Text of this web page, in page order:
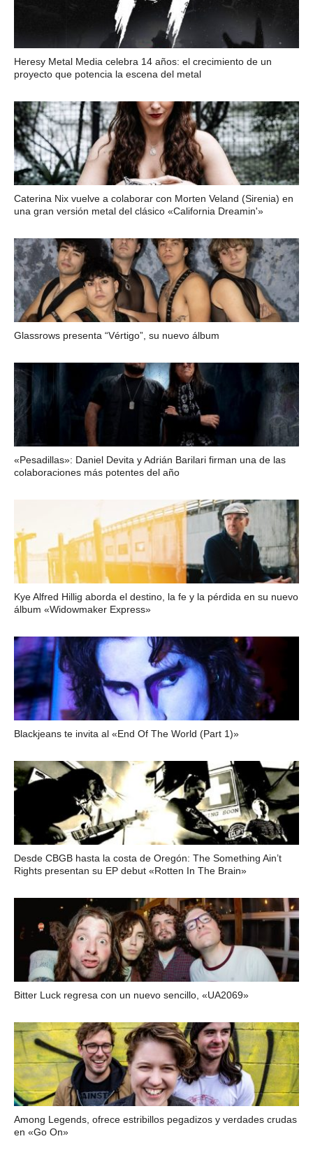
Heresy Metal Media celebra 14 años: el crecimiento de un
proyecto que potencia la escena del metal
Caterina Nix vuelve a colaborar con Morten Veland (Sirenia) en
una gran versión metal del clásico «California Dreamin'»
Glassrows presenta “Vértigo”, su nuevo álbum
«Pesadillas»: Daniel Devita y Adrián Barilari firman una de las
colaboraciones más potentes del año
Kye Alfred Hillig aborda el destino, la fe y la pérdida en su nuevo
álbum «Widowmaker Express»
Blackjeans te invita al «End Of The World (Part 1)»
Desde CBGB hasta la costa de Oregón: The Something Ain’t
Rights presentan su EP debut «Rotten In The Brain»
Bitter Luck regresa con un nuevo sencillo, «UA2069»
Among Legends, ofrece estribillos pegadizos y verdades crudas
en «Go On»